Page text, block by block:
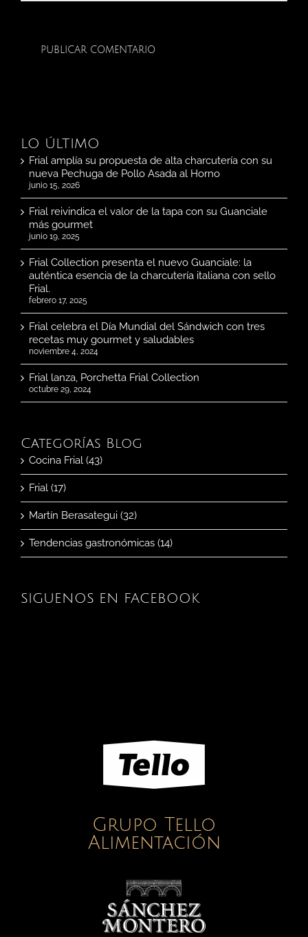
LO ÚLTIMO
Frial amplía su propuesta de alta charcutería con su
nueva Pechuga de Pollo Asada al Horno
junio 15, 2026
Frial reivindica el valor de la tapa con su Guanciale
más gourmet
junio 19, 2025
Frial Collection presenta el nuevo Guanciale: la
auténtica esencia de la charcutería italiana con sello
Frial.
febrero 17, 2025
Frial celebra el Día Mundial del Sándwich con tres
recetas muy gourmet y saludables
noviembre 4, 2024
Frial lanza, Porchetta Frial Collection
octubre 29, 2024
Categorías Blog
Cocina Frial (43)
Frial (17)
Martín Berasategui (32)
Tendencias gastronómicas (14)
SIGUENOS EN FACEBOOK
Grupo Tello
Alimentación